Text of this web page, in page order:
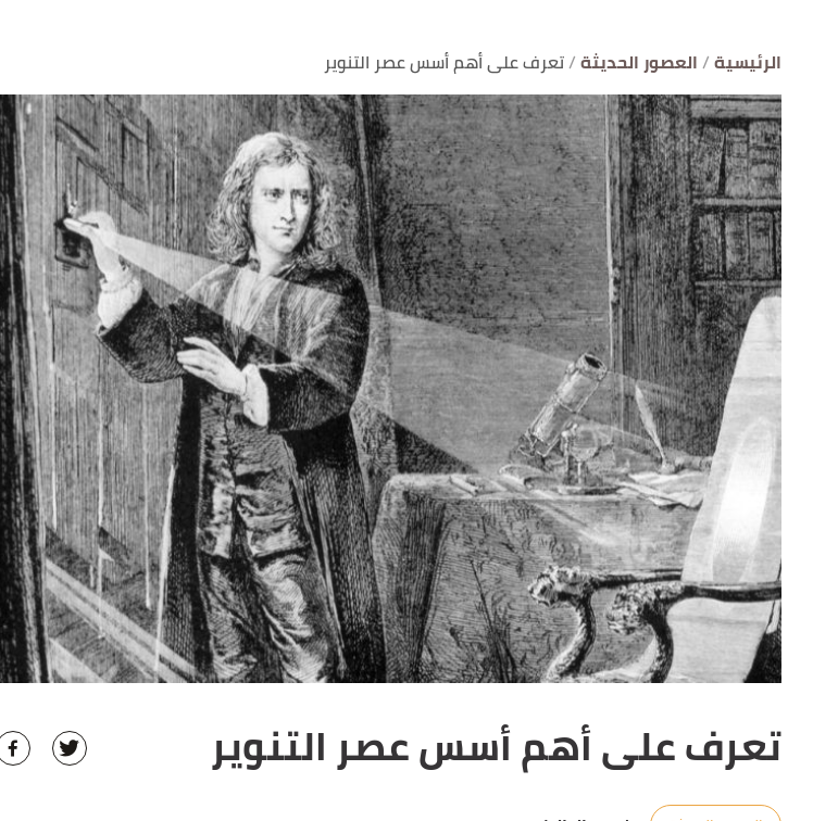
الرئيسية العصور الحديثة تعرف على أهم أسس عصر التنوير
تعرف على أهم أسس عصر التنوير